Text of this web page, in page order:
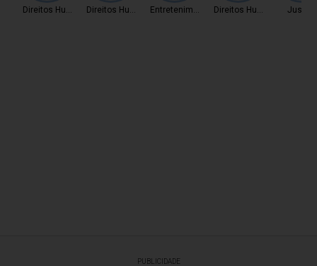
Direitos HumanosDireitos HumanosEntretenimento Direitos Humanos Justiça
PUBLICIDADE